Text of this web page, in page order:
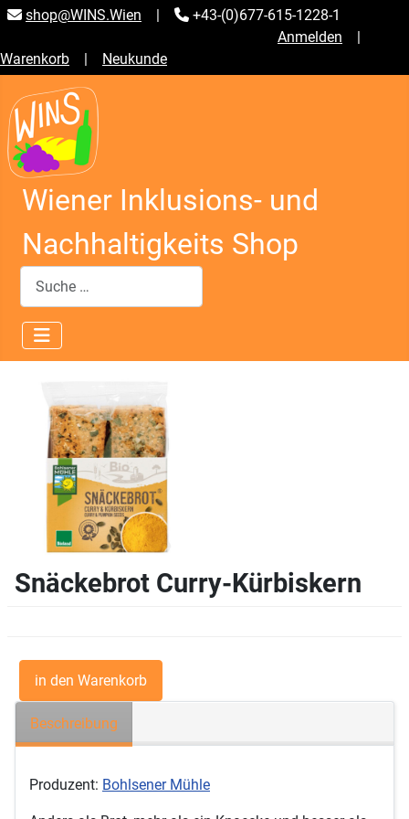
shop@WINS.Wien |
+43-(0)677-615-1228-1
Anmelden |
Warenkorb | Neukunde
Wiener Inklusions- und
Nachhaltigkeits Shop
Suchen
Snäckebrot Curry-Kürbiskern
Beschreibung
Produzent: Bohlsener Mühle